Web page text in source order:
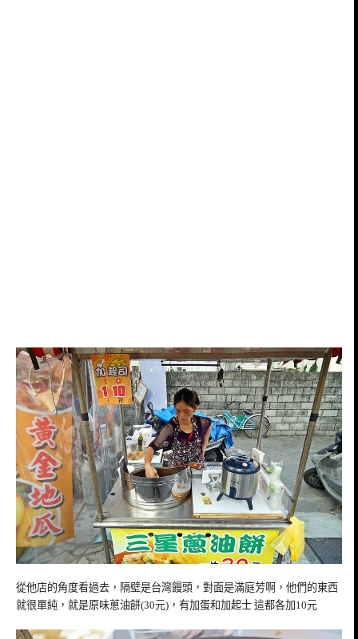
從他店的角度看過去，隔壁是台灣饅頭，對面是滿庭芳啊，他們的東西
就很單純，就是原味蔥油餅(30元)，有加蛋和加起士 這都各加10元